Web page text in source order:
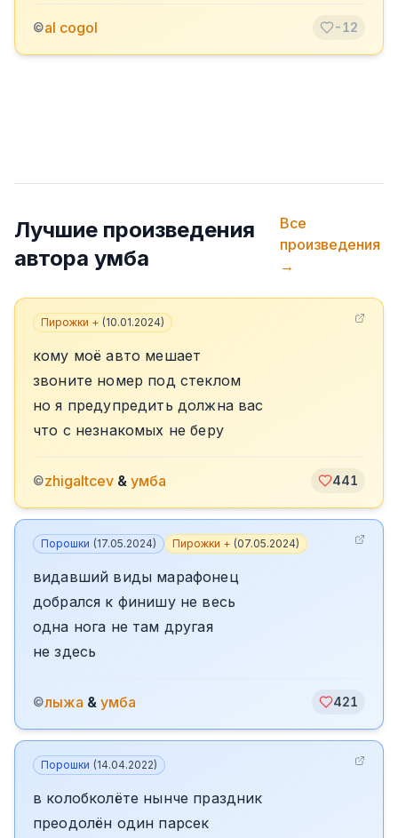
©al cogol -12
Лучшие произведения
автора умба
Все
произведения
→
Пирожки + (10.01.2024)
кому моё авто мешает
звоните номер под стеклом
но я предупредить должна вас
что с незнакомых не беру
©zhigaltcev & умба 441
Порошки (17.05.2024) Пирожки + (07.05.2024)
видавший виды марафонец
добрался к финишу не весь
одна нога не там другая
не здесь
©лыжа & умба 421
Порошки (14.04.2022)
в колобколёте нынче праздник
преодолён один парсек